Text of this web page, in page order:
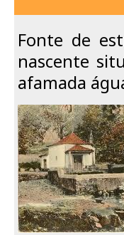
Fonte de
nascente
afamada